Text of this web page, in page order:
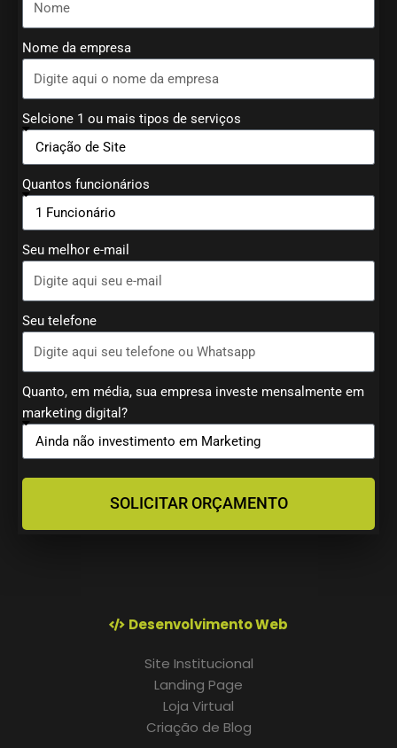
Nome da empresa
Selcione 1 ou mais tipos de serviços
Quantos funcionários
Seu melhor e-mail
Seu telefone
Quanto, em média, sua empresa investe mensalmente em
marketing digital?
SOLICITAR ORÇAMENTO
Desenvolvimento Web
Site Institucional
Landing Page
Loja Virtual
Criação de Blog